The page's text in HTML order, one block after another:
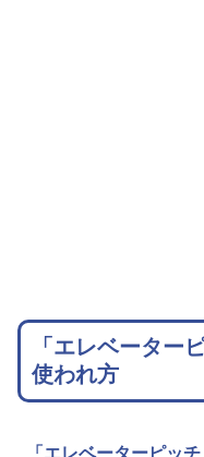
「エレベーター
使われ方